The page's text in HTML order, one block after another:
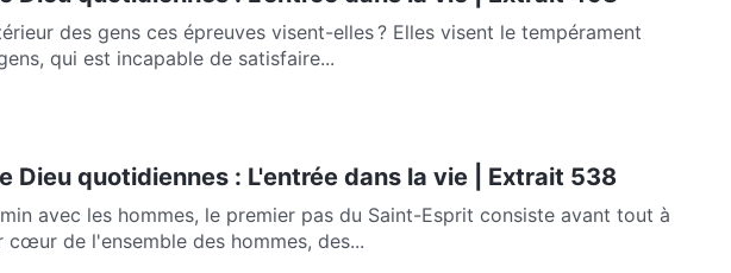
des gens ces épreuves visent-elles ? Elles visent le tempérament
qui est incapable de satisfaire...
Dieu quotidiennes : L'entrée dans la vie | Extrait 538
avec les hommes, le premier pas du Saint-Esprit consiste avant tout à
cœur de l'ensemble des hommes, des...